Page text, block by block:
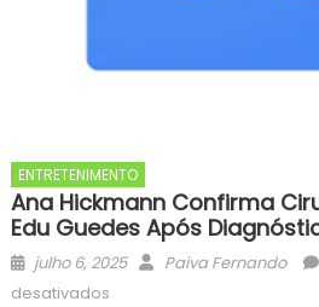
ENTRETENIMENTO
Ana Hickmann Confirma
Edu Guedes Após
Posted
on
julho 6, 2025 Author
Paiva Fernando
desativadosem